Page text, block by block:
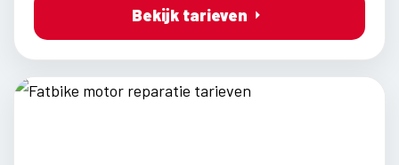
Bekijk tarieven